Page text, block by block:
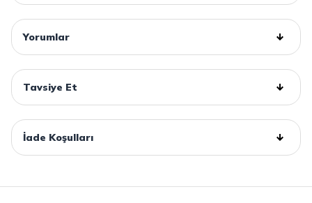
Yorumlar
Tavsiye Et
İade Koşulları